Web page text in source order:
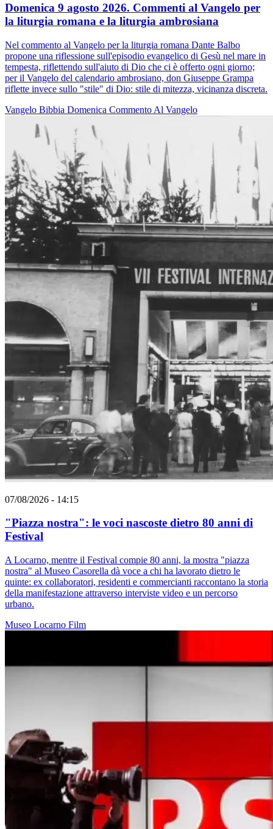
Domenica 9 agosto 2026. Commenti al Vangelo per
la liturgia romana e la liturgia ambrosiana
Nel commento al Vangelo per la liturgia romana Dante Balbo
propone una riflessione sull'episodio evangelico di Gesù nel mare in
tempesta, riflettendo sull'aiuto di Dio che ci è offerto ogni giorno;
per il Vangelo del calendario ambrosiano, don Giuseppe Grampa
riflette invece sullo "stile" di Dio: stile di mitezza, vicinanza discreta.
Vangelo Bibbia Domenica Commento Al Vangelo
07/08/2026 - 14:15
"Piazza nostra": le voci nascoste dietro 80 anni di
Festival
A Locarno, mentre il Festival compie 80 anni, la mostra "piazza
nostra" al Museo Casorella dà voce a chi ha lavorato dietro le
quinte: ex collaboratori, residenti e commercianti raccontano la storia
della manifestazione attraverso interviste video e un percorso
urbano.
Museo Locarno Film